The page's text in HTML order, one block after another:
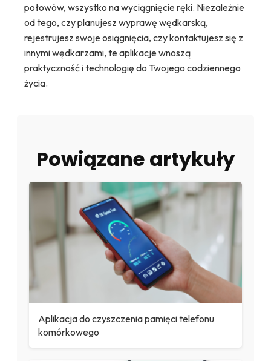
połowów, wszystko na wyciągnięcie ręki. Niezależnie
od tego, czy planujesz wyprawę wędkarską,
rejestrujesz swoje osiągnięcia, czy kontaktujesz się z
innymi wędkarzami, te aplikacje wnoszą
praktyczność i technologię do Twojego codziennego
życia.
Powiązane artykuły
Aplikacja do czyszczenia pamięci telefonu
komórkowego